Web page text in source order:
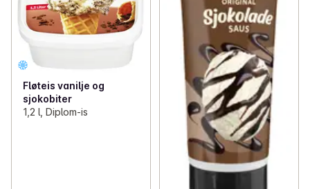
Fløteis vanilje og
sjokobiter
1,2 l, Diplom-is